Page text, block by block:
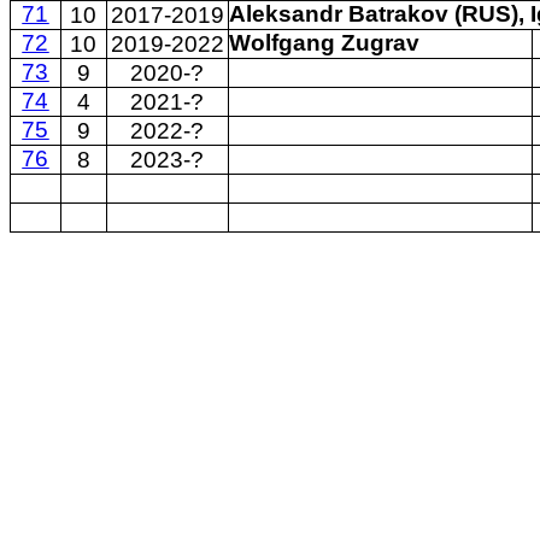
71
10 2017-2019 Aleksandr Batrakov (RUS),
72
10 2019-2022 Wolfgang Zugrav
73
9
2020-?
74
4
2021-?
75
9
2022-?
76
8 2023-?